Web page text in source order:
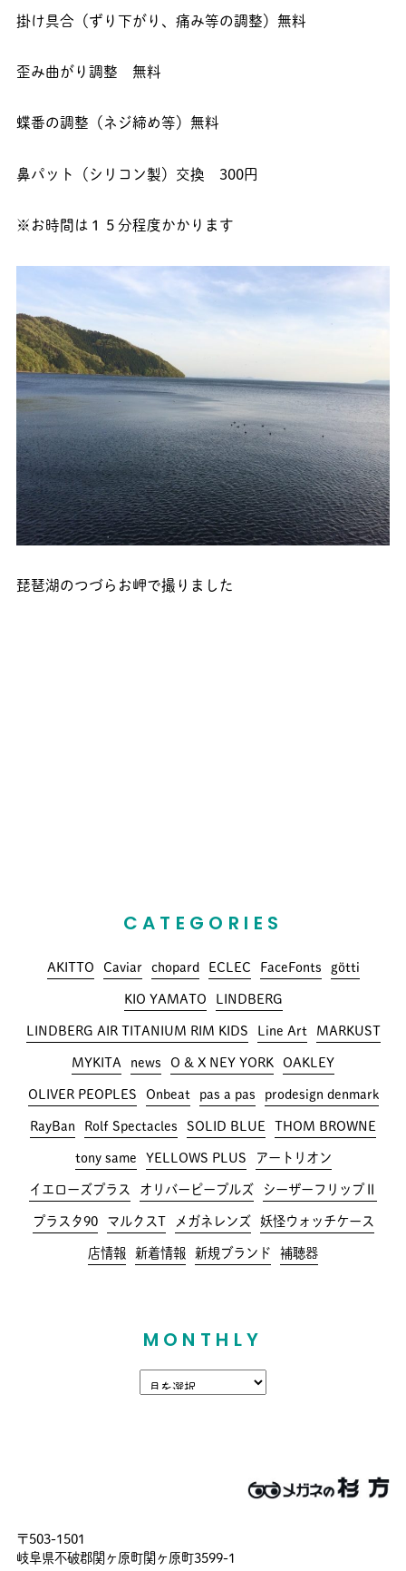
掛け具合（ずり下がり、痛み等の調整）無料
歪み曲がり調整 無料
蝶番の調整（ネジ締め等）無料
鼻パット（シリコン製）交換 300円
※お時間は１５分程度かかります
琵琶湖のつづらお岬で撮りました
CATEGORIES
AKITTO Caviar chopard ECLEC FaceFonts götti
KIO YAMATO LINDBERG
LINDBERG AIR TITANIUM RIM KIDS Line Art MARKUST
MYKITA news O & X NEY YORK OAKLEY
OLIVER PEOPLES Onbeat pas a pas prodesign denmark
RayBan Rolf Spectacles SOLID BLUE THOM BROWNE
tony same YELLOWS PLUS アートリオン
イエローズプラス オリバーピープルズ シーザーフリップⅡ
プラスタ90 マルクスT メガネレンズ 妖怪ウォッチケース
店情報 新着情報 新規ブランド 補聴器
MONTHLY
〒503-1501
岐阜県不破郡関ヶ原町関ヶ原町3599-1